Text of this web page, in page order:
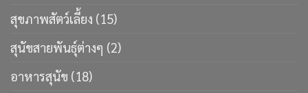
สุขภาพสัตว์เลี้ยง (15)
สุนัขสายพันธ์ุต่างๆ (2)
อาหารสุนัข (18)